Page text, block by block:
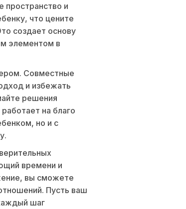
пространство и
что цените
создает основу
элементом в
Совместные
и избежать
решения
на благо
но и с
времени и
вы сможете
Пусть ваш
шаг